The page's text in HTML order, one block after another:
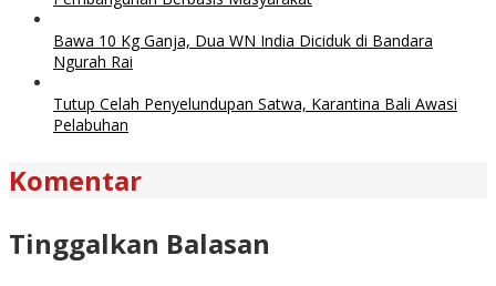
Bawa 10 Kg Ganja, Dua WN India Diciduk di Bandara
Ngurah Rai
Tutup Celah Penyelundupan Satwa, Karantina Bali Awasi
Pelabuhan
Komentar
Tinggalkan Balasan